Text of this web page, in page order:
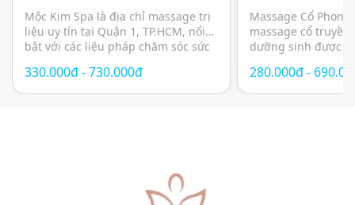
sâu và thư giãn chuẩn
Nhật
Mộc Kim Spa là địa chỉ massage trị
liệu uy tín tại Quận 1, TP.HCM, nổi
bật với các liệu pháp chăm sóc sức
hiện đại, thảo dược thiên nhiên và
không gian thư giãn mang cảm
330.000đ - 730.000đ
đầu dưỡng
Massage Cổ
massage cổ truyền
dưỡng sinh được
yên tĩnh, thư giãn
pháp chăm sóc
280.000đ -